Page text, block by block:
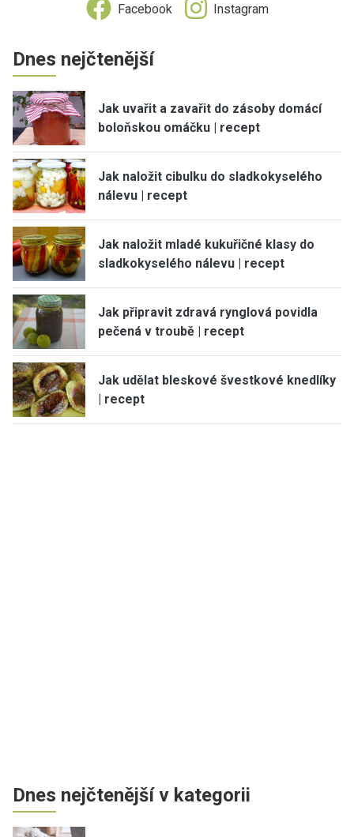
Facebook Instagram
Dnes nejčtenější
Jak uvařit a zavařit do zásoby domácí
boloňskou omáčku | recept
Jak naložit cibulku do sladkokyselého
nálevu | recept
Jak naložit mladé kukuřičné klasy do
sladkokyselého nálevu | recept
Jak připravit zdravá rynglová povidla
pečená v troubě | recept
Jak udělat bleskové švestkové knedlíky
| recept
Dnes nejčtenější v kategorii